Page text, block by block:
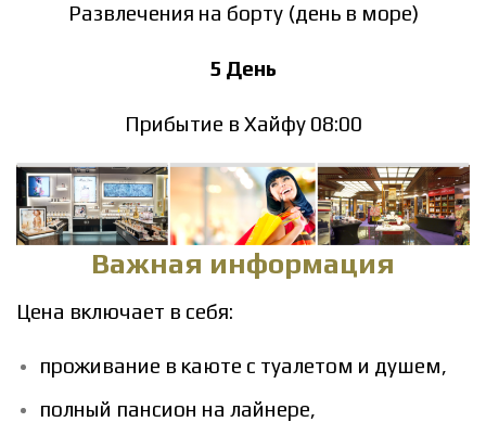
Развлечения на борту (день в море)
5 День
Прибытие в Хайфу 08:00
Важная информация
Цена включает в себя:
проживание в каюте с туалетом и душем,
полный пансион на лайнере,